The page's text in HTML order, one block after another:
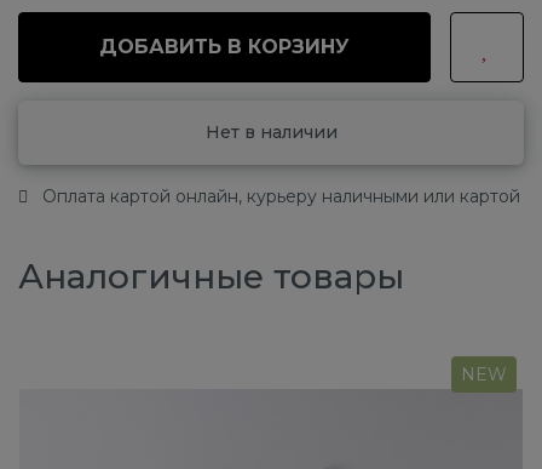
ДОБАВИТЬ В КОРЗИНУ
Нет в наличии
Оплата картой онлайн, курьеру наличными или картой
Аналогичные товары
NEW